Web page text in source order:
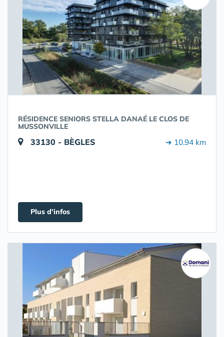
RÉSIDENCE SENIORS STELLA DANAÉ LE CLOS DE
MUSSONVILLE
33130 - BÈGLES ➔ 10.94 km
Plus d'infos